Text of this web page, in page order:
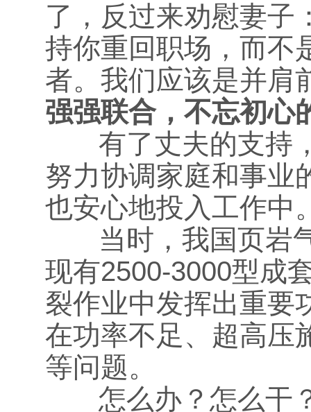
了，反过来劝慰妻子
持你重回职场，而不
者。我们应该是并肩
强强联合，不忘初心
有了丈夫的支持，
努力协调家庭和事业
也安心地投入工作中
当时，我国页岩气
现有2500-3000型成
裂作业中发挥出重要
在功率不足、超高压
等问题。
怎么办？怎么干？